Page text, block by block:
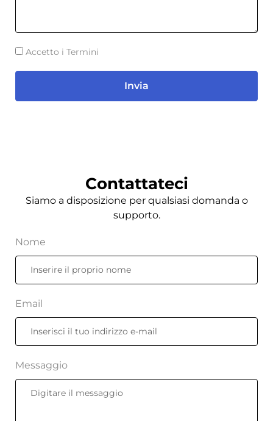
Accetto i Termini
Invia
Contattateci
Siamo a disposizione per qualsiasi domanda o
supporto.
Nome
Email
Messaggio